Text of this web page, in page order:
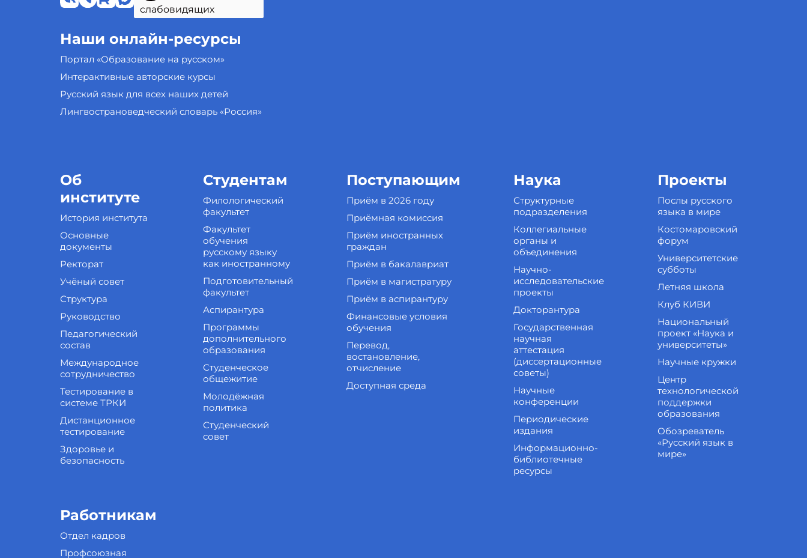
слабовидящих
Наши онлайн-ресурсы
Портал «Образование на русском»
Интерактивные авторские курсы
Русский язык для всех наших детей
Лингвострановедческий словарь «Россия»
Об
институте
История института
Основные
документы
Ректорат
Учёный совет
Структура
Руководство
Педагогический
состав
Международное
сотрудничество
Тестирование в
системе ТРКИ
Дистанционное
тестирование
Здоровье и
безопасность
Студентам
Филологический
факультет
Факультет
обучения
русскому языку
как иностранному
Подготовительный
факультет
Аспирантура
Программы
дополнительного
образования
Студенческое
общежитие
Молодёжная
политика
Студенческий
совет
Поступающим
Приём в 2026 году
Приёмная комиссия
Приём иностранных
граждан
Приём в бакалавриат
Приём в магистратуру
Приём в аспирантуру
Финансовые условия
обучения
Перевод,
востановление,
отчисление
Доступная среда
Наука
Структурные
подразделения
Коллегиальные
органы и
объединения
Научно-
исследовательские
проекты
Докторантура
Государственная
научная
аттестация
(диссертационные
советы)
Научные
конференции
Периодические
издания
Информационно-
библиотечные
ресурсы
Проекты
Послы русского
языка в мире
Костомаровский
форум
Университетские
субботы
Летняя школа
Клуб КИВИ
Национальный
проект «Наука и
университеты»
Научные кружки
Центр
технологической
поддержки
образования
Обозреватель
«Русский язык в
мире»
Работникам
Отдел кадров
Профсоюзная